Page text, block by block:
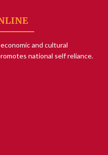
and cultural
national self reliance.